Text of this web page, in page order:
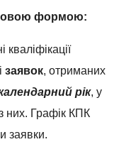
формою:
заявок, отриманих
рік, у
них. Графік КПК
заявки.